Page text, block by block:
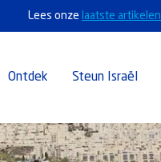
Lees onze laatste artikelen
Ontdek Steun Israël